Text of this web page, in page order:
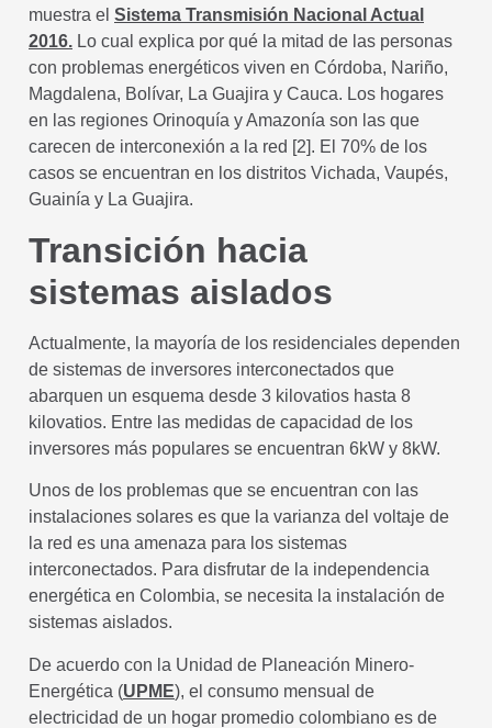
muestra el Sistema Transmisión Nacional Actual
2016. Lo cual explica por qué la mitad de las personas
con problemas energéticos viven en Córdoba, Nariño,
Magdalena, Bolívar, La Guajira y Cauca. Los hogares
en las regiones Orinoquía y Amazonía son las que
carecen de interconexión a la red [2]. El 70% de los
casos se encuentran en los distritos Vichada, Vaupés,
Guainía y La Guajira.
Transición hacia
sistemas aislados
Actualmente, la mayoría de los residenciales dependen
de sistemas de inversores interconectados que
abarquen un esquema desde 3 kilovatios hasta 8
kilovatios. Entre las medidas de capacidad de los
inversores más populares se encuentran 6kW y 8kW.
Unos de los problemas que se encuentran con las
instalaciones solares es que la varianza del voltaje de
la red es una amenaza para los sistemas
interconectados. Para disfrutar de la independencia
energética en Colombia, se necesita la instalación de
sistemas aislados.
De acuerdo con la Unidad de Planeación Minero-
Energética (UPME), el consumo mensual de
electricidad de un hogar promedio colombiano es de